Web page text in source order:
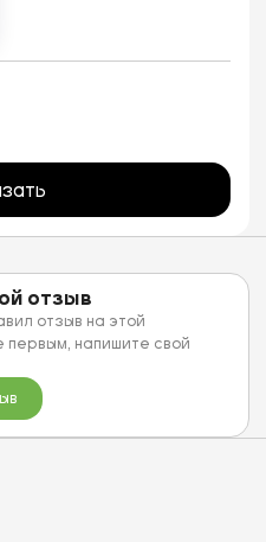
отзыв
отзыв на этой
первым, напишите свой